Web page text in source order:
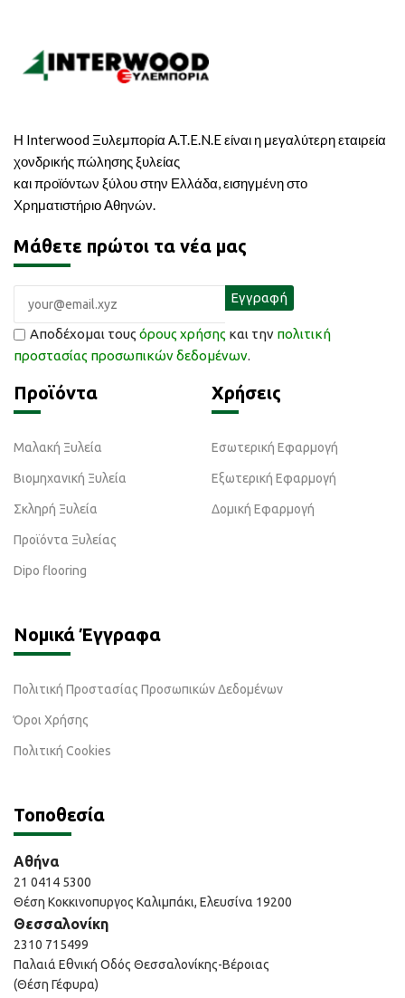
Η Interwood Ξυλεμπορία A.T.E.N.E είναι η μεγαλύτερη εταιρεία
χονδρικής πώλησης ξυλείας
και προϊόντων ξύλου στην Ελλάδα, εισηγμένη στο
Χρηματιστήριο Αθηνών.
Μάθετε πρώτοι τα νέα μας
Αποδέχομαι τους όρους χρήσης και την πολιτική
προστασίας προσωπικών δεδομένων.
Προϊόντα
Μαλακή Ξυλεία
Βιομηχανική Ξυλεία
Σκληρή Ξυλεία
Προϊόντα Ξυλείας
Dipo flooring
Χρήσεις
Εσωτερική Εφαρμογή
Εξωτερική Εφαρμογή
Δομική Εφαρμογή
Νομικά Έγγραφα
Πολιτική Προστασίας Προσωπικών Δεδομένων
Όροι Χρήσης
Πολιτική Cookies
Τοποθεσία
Αθήνα
21 0414 5300
Θέση Κοκκινοπυργος Καλιμπάκι, Ελευσίνα 19200
Θεσσαλονίκη
2310 715499
Παλαιά Εθνική Οδός Θεσσαλονίκης-Βέροιας
(Θέση Γέφυρα)